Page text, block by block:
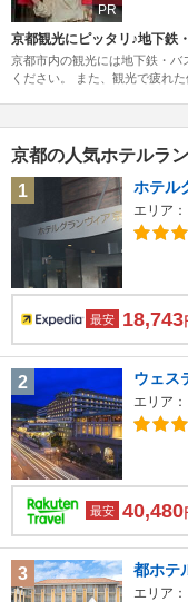
PR
京都観光にピッタリ♪地下鉄
京都市内の観光には地下鉄・
ください。 また、観光で疲れ
京都の人気ホテルラ
1
ホテル
エリア：
最安 18,743
2 ウェス
エリア：
最安 40,480
3 都ホテ
エリア：